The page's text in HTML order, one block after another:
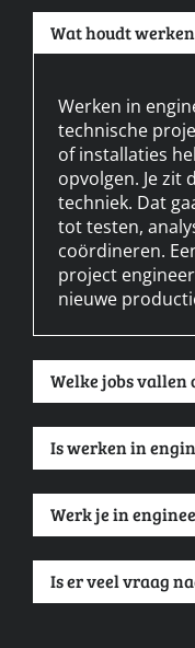
Wat houdt
Werken in
technische
of installaties
opvolgen. Je zit
techniek. Dat
tot testen,
coördineren.
project
nieuwe
Welke jobs vallen
Is werken in
Werk je in
Is er veel vraag